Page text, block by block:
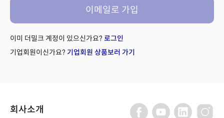
이메일로 가입
이미 더밀크 계정이 있으신가요? 로그인
기업회원이신가요? 기업회원 상품보러 가기
회사소개